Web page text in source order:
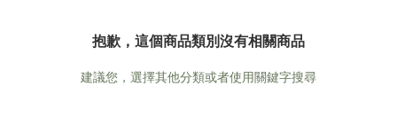
抱歉，這個商品類別沒有相關商品
建議您，選擇其他分類或者使用關鍵字搜尋